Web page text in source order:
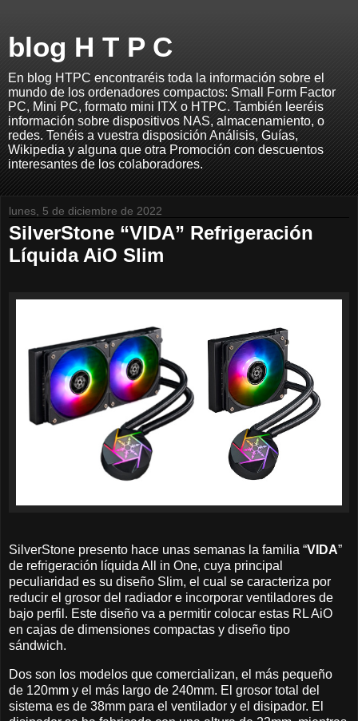
blog H T P C
En blog HTPC encontraréis toda la información sobre el
mundo de los ordenadores compactos: Small Form Factor
PC, Mini PC, formato mini ITX o HTPC. También leeréis
información sobre dispositivos NAS, almacenamiento, o
redes. Tenéis a vuestra disposición Análisis, Guías,
Wikipedia y alguna que otra Promoción con descuentos
interesantes de los colaboradores.
lunes, 5 de diciembre de 2022
SilverStone “VIDA” Refrigeración
Líquida AiO Slim
SilverStone presento hace unas semanas la familia “VIDA”
de refrigeración líquida All in One, cuya principal
peculiaridad es su diseño Slim, el cual se caracteriza por
reducir el grosor del radiador e incorporar ventiladores de
bajo perfil. Este diseño va a permitir colocar estas RL AiO
en cajas de dimensiones compactas y diseño tipo
sándwich.
Dos son los modelos que comercializan, el más pequeño
de 120mm y el más largo de 240mm. El grosor total del
sistema es de 38mm para el ventilador y el disipador. El